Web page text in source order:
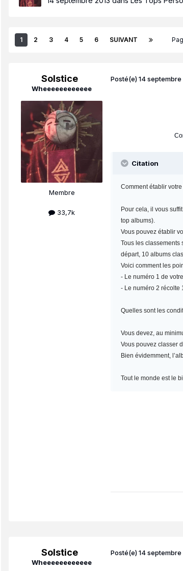
1 2 3 4 5 6 SUIVANT
Solstice
Wheeeeeeeeeeee
Membre
33,7k
Posté(e)14 septembre
Citation
Comment établir
Pour cela, il vous
top albums).
Vous pouvez établir
Tous les classements
départ, 10 albums
Voici comment les
- Le numéro 1 de
- Le numéro 2 récolte
Quelles sont les
Vous devez, au
Vous pouvez classer
Bien évidemment,
Tout le monde est le
Solstice
Wheeeeeeeeeeee
Posté(e)14 septembre